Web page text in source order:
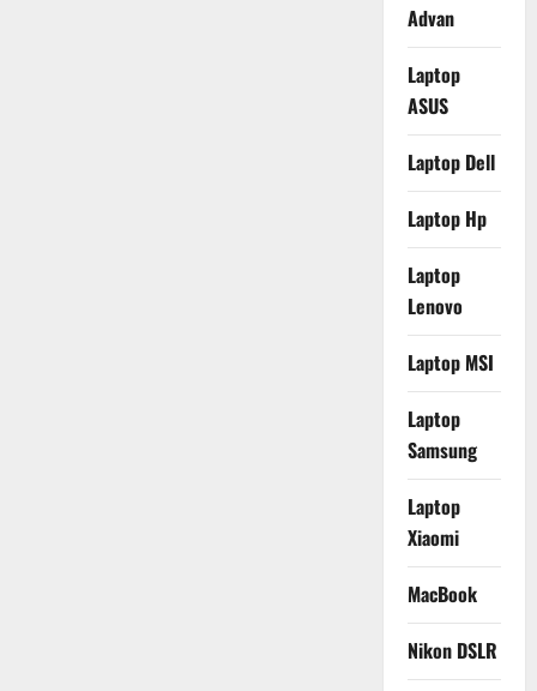
Advan
Laptop
ASUS
Laptop Dell
Laptop Hp
Laptop
Lenovo
Laptop MSI
Laptop
Samsung
Laptop
Xiaomi
MacBook
Nikon DSLR